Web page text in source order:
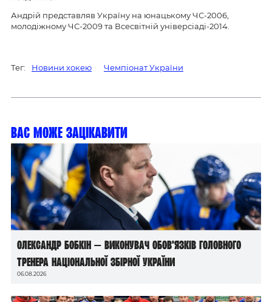
Андрій представляв Україну на юнацькому ЧС-2006,
молодіжному ЧС-2009 та Всесвітній універсіаді-2014.
Тег: Новини хокею Чемпіонат України
Вас може зацікавити
Олександр Бобкін — виконувач обов’язків головного
тренера національної збірної України
06.08.2026